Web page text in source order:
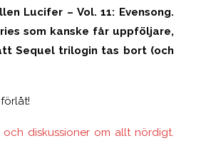
Lucifer – Vol. 11: Evensong.
som kanske får uppföljare,
Sequel trilogin tas bort (och
diskussioner om allt nördigt.